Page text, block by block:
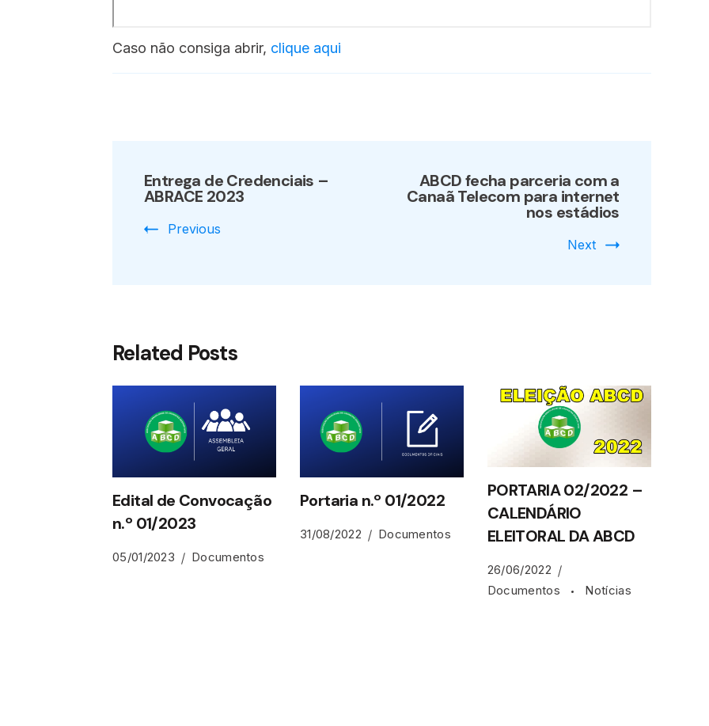
Caso não consiga abrir, clique aqui
Navigation
Entrega de Credenciais –
ABRACE 2023
Previous
ABCD fecha parceria com a
Canaã Telecom para internet
nos estádios
Next
Related Posts
Edital de Convocação
n.º 01/2023
05/01/2023 Documentos
Portaria n.º 01/2022
31/08/2022 Documentos
PORTARIA 02/2022 –
CALENDÁRIO
ELEITORAL DA ABCD
26/06/2022
Documentos
Notícias